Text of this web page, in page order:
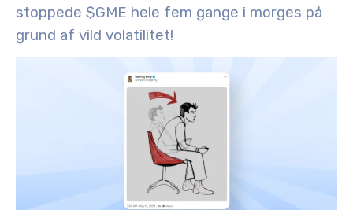
stoppede $GME hele fem gange i morges på
grund af vild volatilitet!